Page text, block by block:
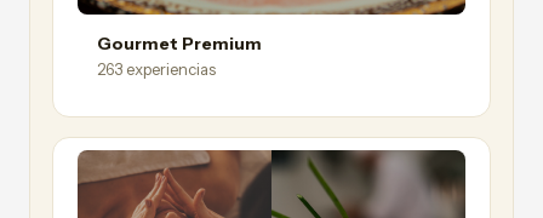
Gourmet Premium
263 experiencias